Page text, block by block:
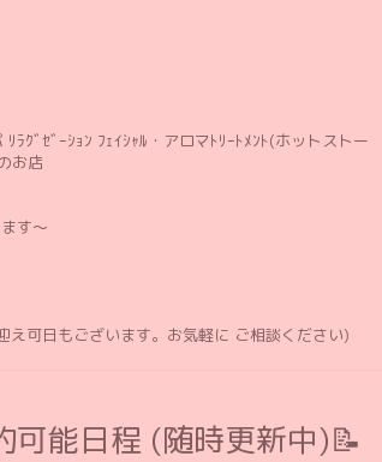
ﾗｸﾞｾﾞｰｼｮﾝ ﾌｪｲｼｬﾙ・アロマﾄﾘｰﾄﾒﾝﾄ(ホットストー
お店
す〜
え可日もございます。お気軽に ご相談ください)
能日程 (随時更新中)📝